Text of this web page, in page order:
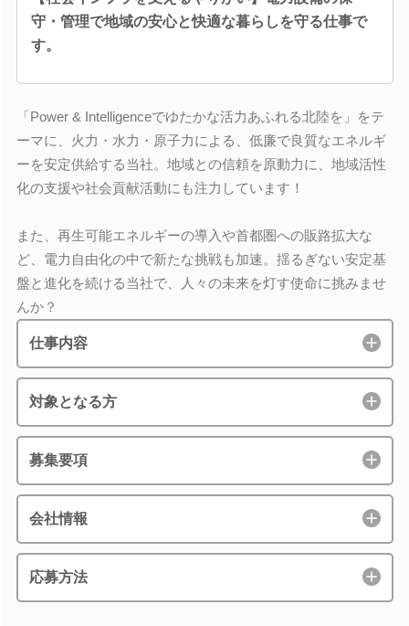
守・管理で地域の安心と快適な暮らしを守る仕事で
す。
「Power & Intelligenceでゆたかな活力あふれる北陸を」をテ
ーマに、火力・水力・原子力による、低廉で良質なエネルギ
ーを安定供給する当社。地域との信頼を原動力に、地域活性
化の支援や社会貢献活動にも注力しています！
また、再生可能エネルギーの導入や首都圏への販路拡大な
ど、電力自由化の中で新たな挑戦も加速。揺るぎない安定基
盤と進化を続ける当社で、人々の未来を灯す使命に挑みませ
んか？
仕事内容
対象となる方
募集要項
会社情報
応募方法